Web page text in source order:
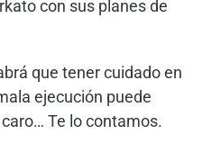
con sus planes de
que tener cuidado en
ejecución puede
Te lo contamos.